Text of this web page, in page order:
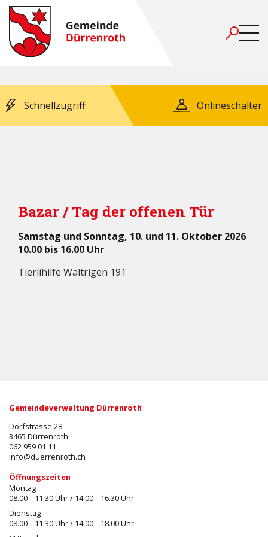
Schnellzugriff Onlineschalter
Bazar / Tag der offenen Tür
Samstag und Sonntag, 10. und 11. Oktober 2026
10.00 bis 16.00 Uhr
Tierlihilfe Waltrigen 191
Gemeindeverwaltung Dürrenroth
Dorfstrasse 28
3465 Dürrenroth
062 959 01 11
info@duerrenroth.ch
Öffnungszeiten
Montag
08.00 – 11.30 Uhr / 14.00 – 16.30 Uhr
Dienstag
08.00 – 11.30 Uhr / 14.00 – 18.00 Uhr